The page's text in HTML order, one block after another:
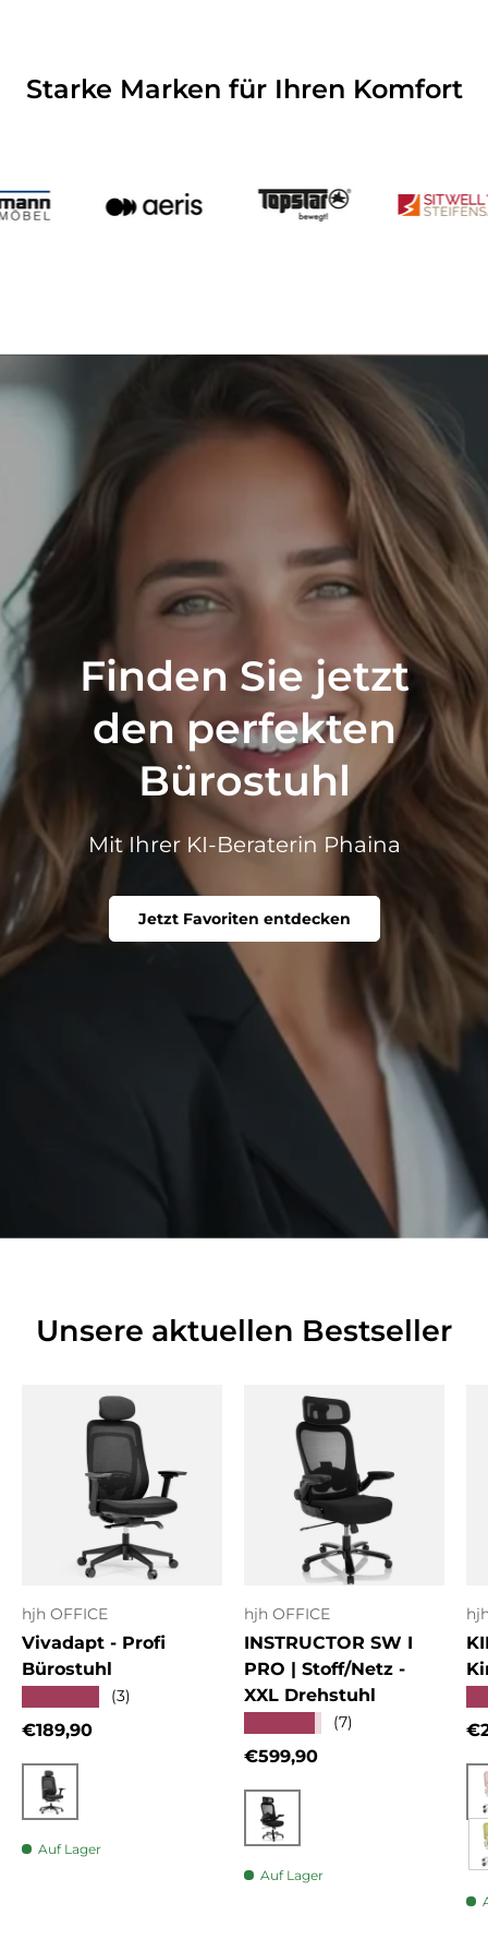
Starke Marken für Ihren Komfort
Finden Sie jetzt
den perfekten
Bürostuhl
Mit Ihrer KI-Beraterin Phaina
Jetzt Favoriten entdecken
Unsere aktuellen Bestseller
hjh OFFICE
Vivadapt - Profi
Bürostuhl
(3)
Normaler Preis
€189,90
Schwarz
Auf Lager
hjh OFFICE
INSTRUCTOR SW I
PRO | Stoff/Netz -
XXL Drehstuhl
(7)
Normaler Preis
€599,90
Schwarz
Auf Lager